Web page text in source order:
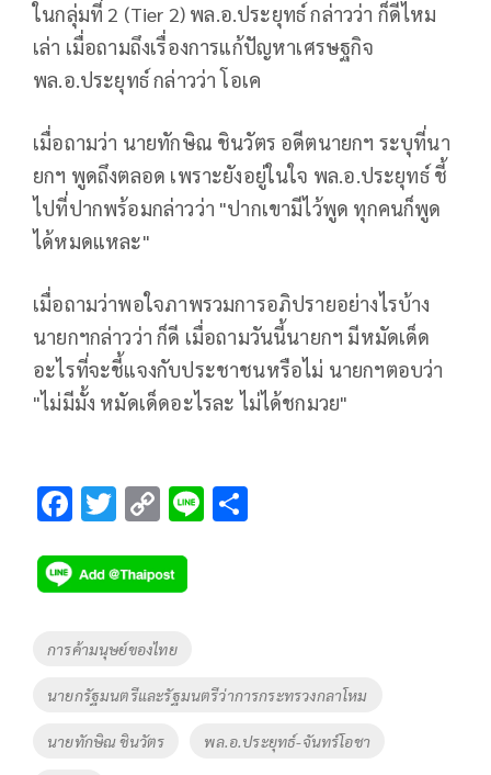
ในกลุ่มที่ 2 (Tier 2) พล.อ.ประยุทธ์ กล่าวว่า ก็ดีไหม
เล่า เมื่อถามถึงเรื่องการแก้ปัญหาเศรษฐกิจ
พล.อ.ประยุทธ์ กล่าวว่า โอเค
เมื่อถามว่า นายทักษิณ ชินวัตร อดีตนายกฯ ระบุที่นา
ยกฯ พูดถึงตลอด เพราะยังอยู่ในใจ พล.อ.ประยุทธ์ ชี้
ไปที่ปากพร้อมกล่าวว่า "ปากเขามีไว้พูด ทุกคนก็พูด
ได้หมดแหละ"
เมื่อถามว่าพอใจภาพรวมการอภิปรายอย่างไรบ้าง
นายกฯกล่าวว่า ก็ดี เมื่อถามวันนี้นายกฯ มีหมัดเด็ด
อะไรที่จะชี้แจงกับประชาชนหรือไม่ นายกฯตอบว่า
"ไม่มีมั้ง หมัดเด็ดอะไรละ ไม่ได้ชกมวย"
F
e
b
o
o
k
T
tt
er
C
p
y
Li
n
k
Li
Tags
การค้ามนุษย์ของไทย
นายกรัฐมนตรีและรัฐมนตรีว่าการกระทรวงกลาโหม
นายทักษิณ ชินวัตร พล.อ.ประยุทธ์-จันทร์โอชา